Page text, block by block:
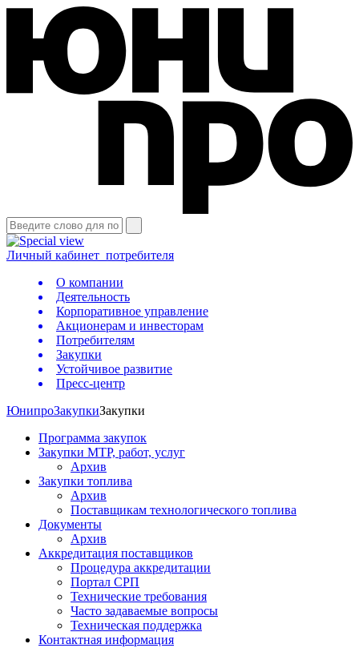
Личный кабинет потребителя
О компании
Деятельность
Корпоративное управление
Акционерам и инвесторам
Потребителям
Закупки
Устойчивое развитие
Пресс-центр
ЮнипроЗакупкиЗакупки
Программа закупок
Закупки МТР, работ, услуг
Архив
Закупки топлива
Архив
Поставщикам технологического топлива
Документы
Архив
Аккредитация поставщиков
Процедура аккредитации
Портал СРП
Технические требования
Часто задаваемые вопросы
Техническая поддержка
Контактная информация